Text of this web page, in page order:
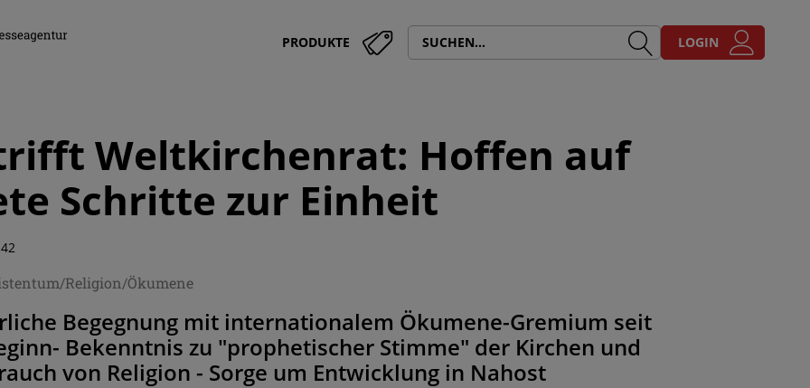
PRODUKTE LOGIN
Weltkirchenrat: Hoffen auf
Schritte zur Einheit
Religion/Ökumene
Begegnung mit internationalem Ökumene-Gremium seit
Bekenntnis zu "prophetischer Stimme" der Kirchen und
von Religion - Sorge um Entwicklung in Nahost